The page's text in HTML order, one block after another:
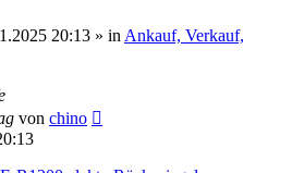
20:13 » in Ankauf, Verkauf,
von chino